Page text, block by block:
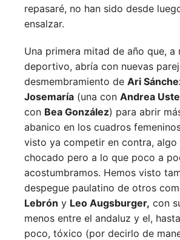
repasaré, no han sido desde
ensalzar.
Una primera mitad de año que, a
deportivo, abría con nuevas
desmembramiento de Ari
Josemaría (una con Andrea
con Bea González) para abrir
abanico en los cuadros
visto ya competir en contra, algo
chocado pero a lo que poco a
acostumbramos. Hemos visto
despegue paulatino de otros
Lebrón y Leo Augsburger, con
menos entre el andaluz y el,
poco, tóxico (por decirlo de